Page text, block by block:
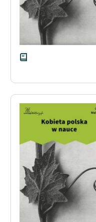
szkolnych i literatury do
słuchania dla uczennic i
uczniów z
niepełnosprawnościami
Popularyzacja
skandynawskiej literatury
feministycznej
Ręce pełne poezji
Kolekcje edukacyjne
twórców przechodzących
do domeny publicznej,
lektur szkolnych oraz
Starego Testamentu
Odkurzamy bohaterów